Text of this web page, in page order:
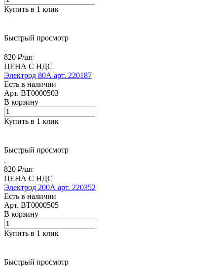
Купить в 1 клик
Быстрый просмотр
820 ₽/шт
ЦЕНА С НДС
Электрод 80А арт. 220187
Есть в наличии
Арт. BT0000503
В корзину
Купить в 1 клик
Быстрый просмотр
820 ₽/шт
ЦЕНА С НДС
Электрод 200А арт. 220352
Есть в наличии
Арт. BT0000505
В корзину
Купить в 1 клик
Быстрый просмотр